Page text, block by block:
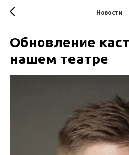
Новости
Обновление
нашем театре